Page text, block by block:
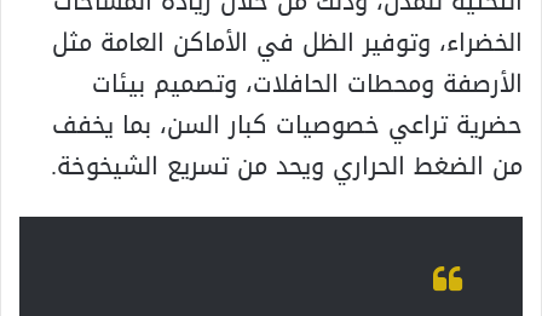
الخضراء، وتوفير الظل في الأماكن العامة مثل
الأرصفة ومحطات الحافلات، وتصميم بيئات
حضرية تراعي خصوصيات كبار السن، بما يخفف
من الضغط الحراري ويحد من تسريع الشيخوخة.